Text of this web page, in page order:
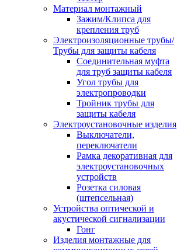
Материал монтажный
Зажим/Клипса для
крепления труб
Электроизоляционные трубы/
Трубы для защиты кабеля
Соединительная муфта
для труб защиты кабеля
Угол трубы для
электропроводки
Тройник трубы для
защиты кабеля
Электроустановочные изделия
Выключатели,
переключатели
Рамка декоративная для
электроустановочных
устройств
Розетка силовая
(штепсельная)
Устройства оптической и
акустической сигнализации
Гонг
Изделия монтажные для